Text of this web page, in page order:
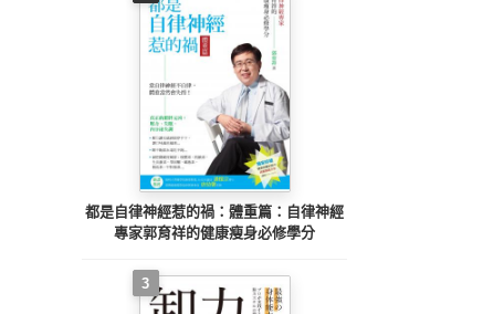
都是自律神經惹的禍：體重篇：自律神經
專家郭育祥的健康瘦身必修學分
3